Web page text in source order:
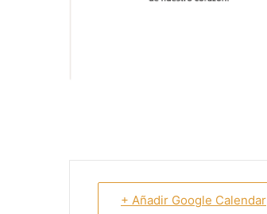
+ Añadir Google Calendar